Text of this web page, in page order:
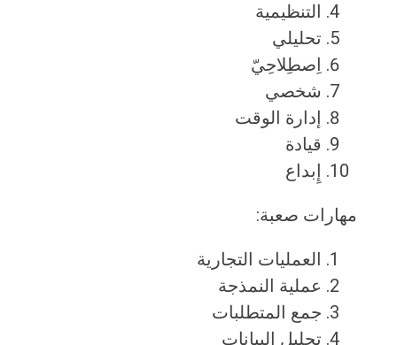
التنظيمية
تحليلي
اِصطِلاحِيّ
شخصي
إدارة الوقت
قيادة
إِبداع
مهارات صعبة:
العمليات التجارية
عملية النمذجة
جمع المتطلبات
تحليل البيانات